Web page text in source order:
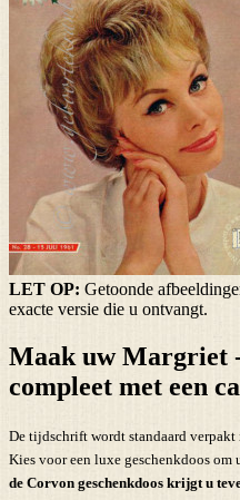
LET OP: Getoonde
exacte versie die u ontvangt.
Maak uw Margriet
compleet met een
De tijdschrift wordt standaard verpakt
Kies voor een luxe geschenkdoos om
de Corvon geschenkdoos krijgt u